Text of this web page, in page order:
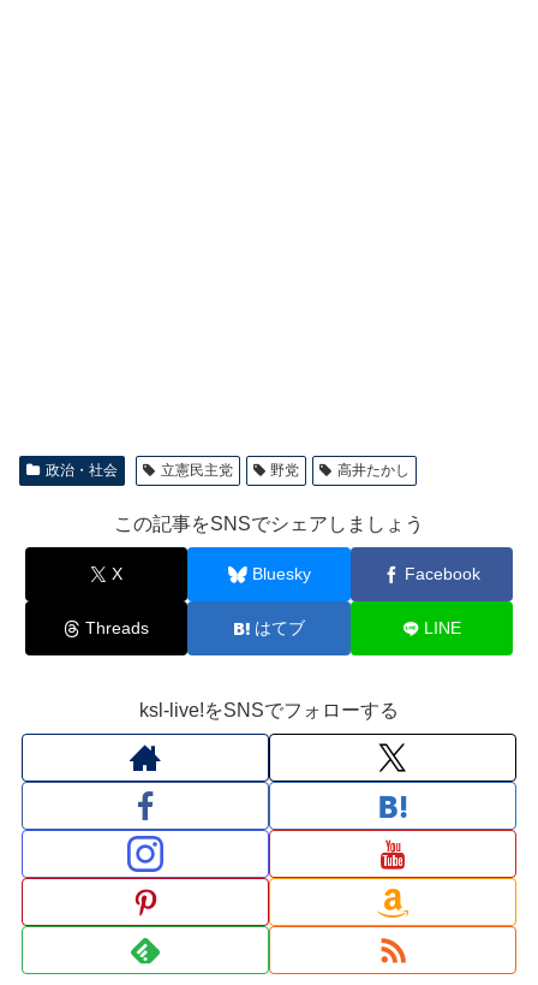
政治・社会 立憲民主党 野党 高井たかし
この記事をSNSでシェアしましょう
X Bluesky Facebook
Threads はてブ LINE
ksl-live!をSNSでフォローする